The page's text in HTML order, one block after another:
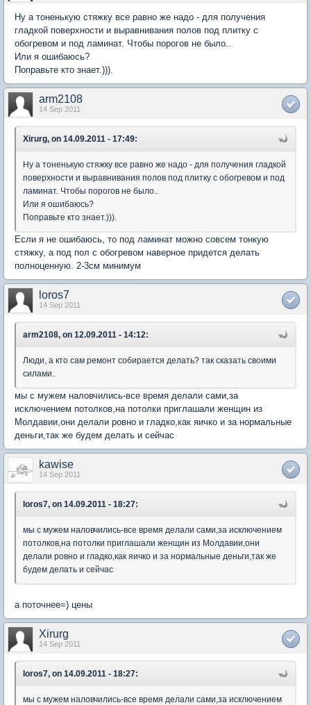
Ну а тоненькую стяжку все равно же надо - для получения
гладкой поверхности и выравнивания полов под плитку с
обогревом и под ламинат. Чтобы порогов не было..
Или я ошибаюсь?
Поправьте кто знает.))).
arm2108
14 Sep 2011
Xirurg, on 14.09.2011 - 17:49:
Ну а тоненькую стяжку все равно же надо - для получения гладкой
поверхности и выравнивания полов под плитку с обогревом и под
ламинат. Чтобы порогов не было..
Или я ошибаюсь?
Поправьте кто знает.))).
Если я не ошибаюсь, то под ламинат можно совсем тонкую
стяжку, а под пол с обогревом наверное придется делать
полноценную. 2-3см минимум
loros7
14 Sep 2011
arm2108, on 12.09.2011 - 14:12:
Люди, а кто сам ремонт собирается делать? так сказать своими
силами.
мы с мужем наловчились-все время делали сами,за
исключением потолков,на потолки приглашали женщин из
Молдавии,они делали ровно и гладко,как яичко и за нормальные
деньги,так же будем делать и сейчас
kawise
14 Sep 2011
loros7, on 14.09.2011 - 18:27:
мы с мужем наловчились-все время делали сами,за исключением
потолков,на потолки приглашали женщин из Молдавии,они
делали ровно и гладко,как яичко и за нормальные деньги,так же
будем делать и сейчас
а поточнее=) цены
Xirurg
14 Sep 2011
loros7, on 14.09.2011 - 18:27:
мы с мужем наловчились-все время делали сами,за исключением